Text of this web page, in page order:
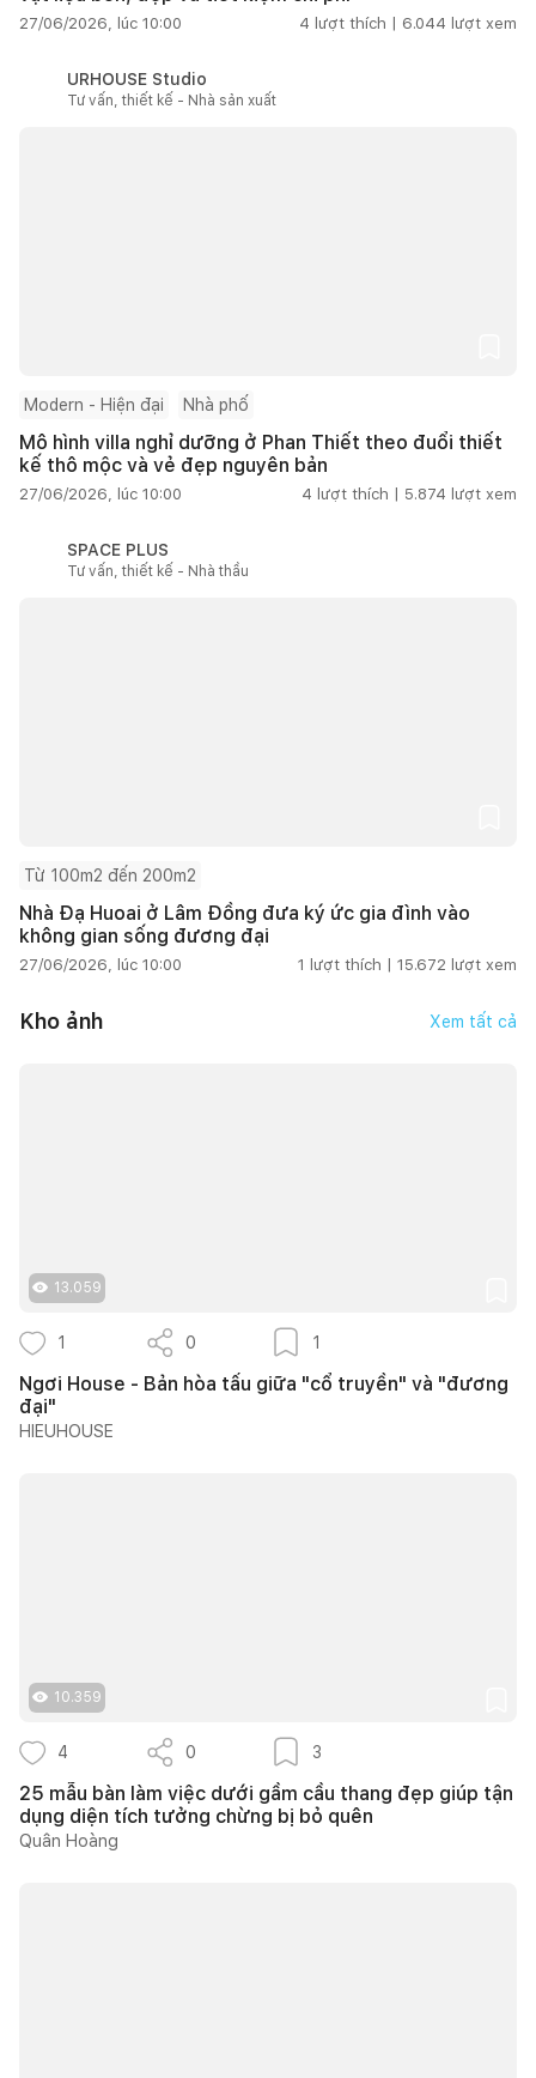
27/06/2026, lúc 10:00 4 lượt thích | 6.044 lượt xem
URHOUSE Studio
Tư vấn, thiết kế - Nhà sản xuất
Modern - Hiện đại Nhà phố
Mô hình villa nghỉ dưỡng ở Phan Thiết theo đuổi thiết
kế thô mộc và vẻ đẹp nguyên bản
27/06/2026, lúc 10:00 4 lượt thích | 5.874 lượt xem
SPACE PLUS
Tư vấn, thiết kế - Nhà thầu
Từ 100m2 đến 200m2
Nhà Đạ Huoai ở Lâm Đồng đưa ký ức gia đình vào
không gian sống đương đại
27/06/2026, lúc 10:00 1 lượt thích | 15.672 lượt xem
Kho ảnh Xem tất cả
13.059
1 0 1
Ngơi House - Bản hòa tấu giữa "cổ truyền" và "đương
đại"
HIEUHOUSE
10.359
4 0 3
25 mẫu bàn làm việc dưới gầm cầu thang đẹp giúp tận
dụng diện tích tưởng chừng bị bỏ quên
Quân Hoàng